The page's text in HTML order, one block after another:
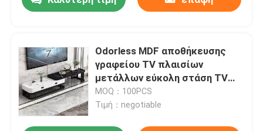
Σπίτι
Προϊόντα
Odorless MDF αποθήκευσης
γραφείου TV πλαισίων
μετάλλων εύκολη στάση TV
επίπλων καθιστικών
MOQ：100PCS
Τιμή：negotiable